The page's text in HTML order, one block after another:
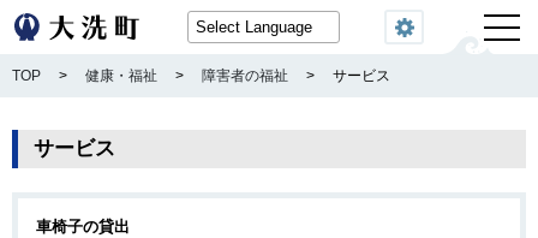
閲覧機能
TOP > 健康・福祉 > 障害者の福祉 > サービス
サービス
車椅子の貸出